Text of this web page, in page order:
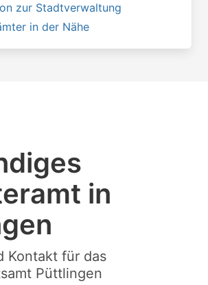
zur Stadtverwaltung
in der Nähe
in
Kontakt für das
Püttlingen